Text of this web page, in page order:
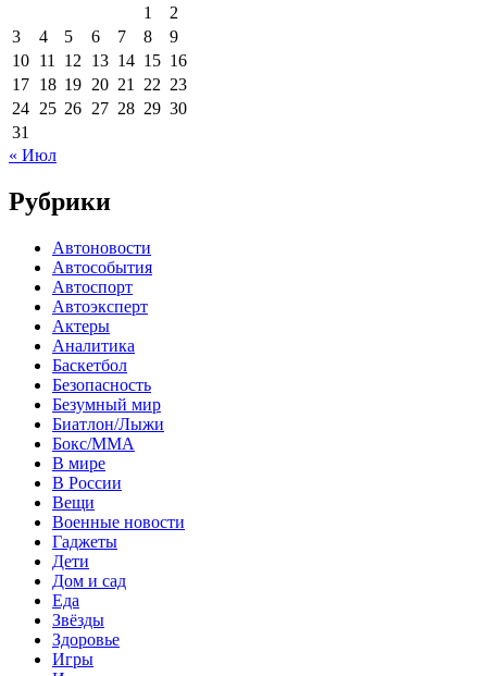
1
2
3
4 5 6 7 8
9
10 11 12 13 14 15 16
17 18 19 20 21 22 23
24 25 26 27 28 29 30
31
« Июл
Рубрики
Автоновости
Автособытия
Автоспорт
Автоэксперт
Актеры
Аналитика
Баскетбол
Безопасность
Безумный мир
Биатлон/Лыжи
Бокс/MMA
В мире
В России
Вещи
Военные новости
Гаджеты
Дети
Дом и сад
Еда
Звёзды
Здоровье
Игры